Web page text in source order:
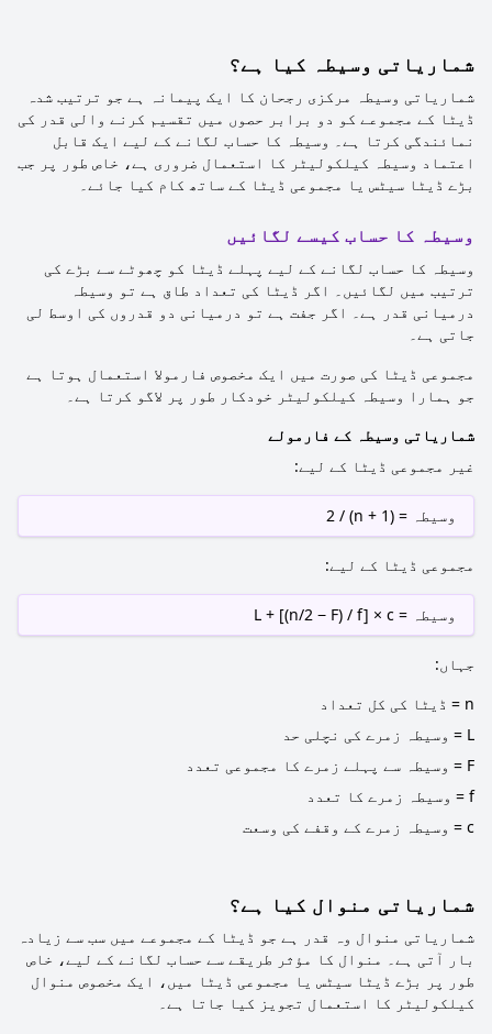
شماریاتی وسیطہ کیا ہے؟
شماریاتی وسیطہ مرکزی رجحان کا ایک پیمانہ ہے جو ترتیب شدہ
ڈیٹا کے مجموعے کو دو برابر حصوں میں تقسیم کرنے والی قدر کی
نمائندگی کرتا ہے۔ وسیطہ کا حساب لگانے کے لیے ایک قابل
اعتماد وسیطہ کیلکولیٹر کا استعمال ضروری ہے، خاص طور پر جب
بڑے ڈیٹا سیٹس یا مجموعی ڈیٹا کے ساتھ کام کیا جائے۔
وسیطہ کا حساب کیسے لگائیں
وسیطہ کا حساب لگانے کے لیے پہلے ڈیٹا کو چھوٹے سے بڑے کی
ترتیب میں لگائیں۔ اگر ڈیٹا کی تعداد طاق ہے تو وسیطہ
درمیانی قدر ہے۔ اگر جفت ہے تو درمیانی دو قدروں کی اوسط لی
جاتی ہے۔
مجموعی ڈیٹا کی صورت میں ایک مخصوص فارمولا استعمال ہوتا ہے
جو ہمارا وسیطہ کیلکولیٹر خودکار طور پر لاگو کرتا ہے۔
شماریاتی وسیطہ کے فارمولے
غیر مجموعی ڈیٹا کے لیے:
وسیطہ = (n + 1) / 2
مجموعی ڈیٹا کے لیے:
وسیطہ = L + [(n/2 − F) / f] × c
جہاں:
n = ڈیٹا کی کل تعداد
L = وسیطہ زمرے کی نچلی حد
F = وسیطہ سے پہلے زمرے کا مجموعی تعدد
f = وسیطہ زمرے کا تعدد
c = وسیطہ زمرے کے وقفے کی وسعت
شماریاتی منوال کیا ہے؟
شماریاتی منوال وہ قدر ہے جو ڈیٹا کے مجموعے میں سب سے زیادہ
بار آتی ہے۔ منوال کا مؤثر طریقے سے حساب لگانے کے لیے، خاص
طور پر بڑے ڈیٹا سیٹس یا مجموعی ڈیٹا میں، ایک مخصوص منوال
کیلکولیٹر کا استعمال تجویز کیا جاتا ہے۔